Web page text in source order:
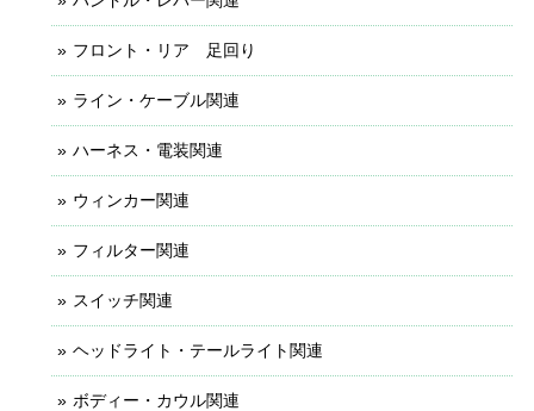
フロント・リア 足回り
ライン・ケーブル関連
ハーネス・電装関連
ウィンカー関連
フィルター関連
スイッチ関連
ヘッドライト・テールライト関連
ボディー・カウル関連